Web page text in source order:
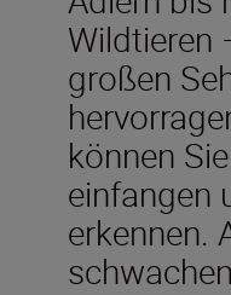
Wildtieren
großen
können
einfangen
erkennen.